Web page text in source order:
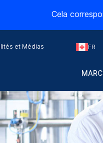
Cela
et Médias FR